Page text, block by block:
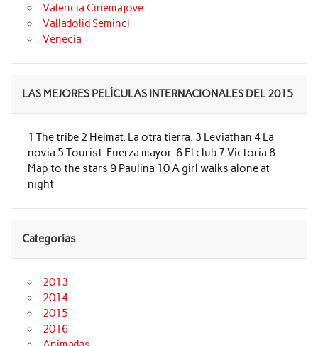
Valencia Cinemajove
Valladolid Seminci
Venecia
LAS MEJORES PELÍCULAS INTERNACIONALES DEL 2015
1 The tribe 2 Heimat. La otra tierra. 3 Leviathan 4 La
novia 5 Tourist. Fuerza mayor. 6 El club 7 Victoria 8
Map to the stars 9 Paulina 10 A girl walks alone at
night
Categorías
2013
2014
2015
2016